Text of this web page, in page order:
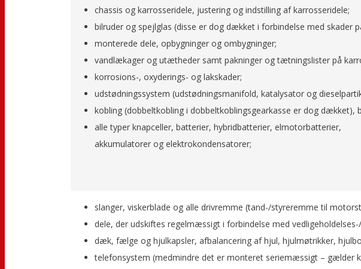
chassis og karrosseridele, justering og indstilling af karrosseridele;
bilruder og spejlglas (disse er dog dækket i forbindelse med
monterede dele, opbygninger og ombygninger;
vandlækager og utætheder samt pakninger og tætningslister på
korrosions-, oxyderings- og lakskader;
udstødningssystem (udstødningsmanifold, katalysator og
kobling (dobbeltkobling i dobbeltkoblingsgearkasse er dog
alle typer knapceller, batterier, hybridbatterier, elmotorbatterier,
akkumulatorer og elektrokondensatorer;
slanger, viskerblade og alle drivremme (tand-/styreremme til
dele, der udskiftes regelmæssigt i forbindelse med
dæk, fælge og hjulkapsler, afbalancering af hjul, hjulmøtrikker,
telefonsystem (medmindre det er monteret seriemæssigt – gælder